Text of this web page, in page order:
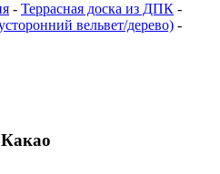
- Террасная доска из ДПК -
вельвет/дерево) -